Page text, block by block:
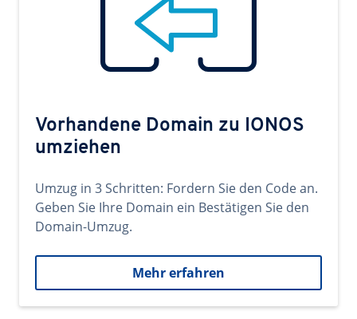
Vorhandene Domain zu IONOS
umziehen
Umzug in 3 Schritten: Fordern Sie den Code an.
Geben Sie Ihre Domain ein Bestätigen Sie den
Domain-Umzug.
Mehr erfahren